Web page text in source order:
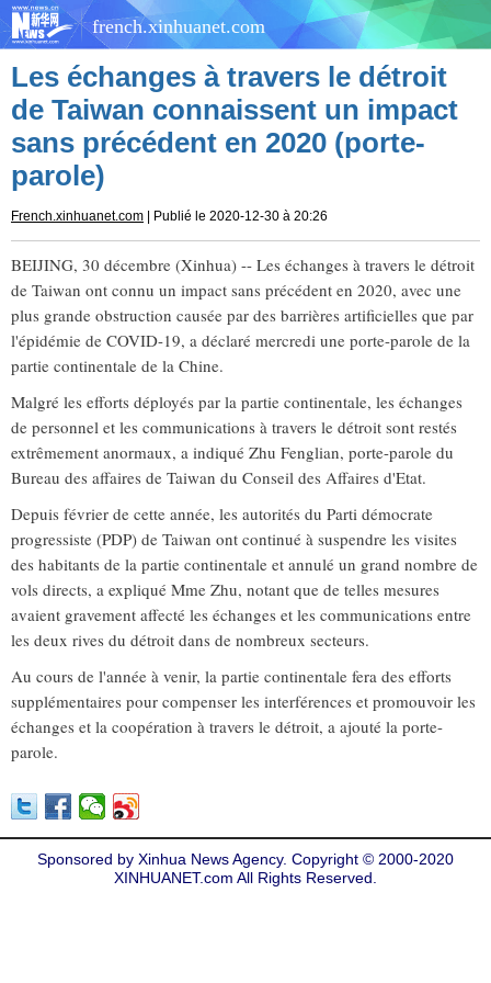
french.xinhuanet.com
Les échanges à travers le détroit
de Taiwan connaissent un impact
sans précédent en 2020 (porte-
parole)
French.xinhuanet.com | Publié le 2020-12-30 à 20:26
BEIJING, 30 décembre (Xinhua) -- Les échanges à travers le détroit
de Taiwan ont connu un impact sans précédent en 2020, avec une
plus grande obstruction causée par des barrières artificielles que par
l'épidémie de COVID-19, a déclaré mercredi une porte-parole de la
partie continentale de la Chine.
Malgré les efforts déployés par la partie continentale, les échanges
de personnel et les communications à travers le détroit sont restés
extrêmement anormaux, a indiqué Zhu Fenglian, porte-parole du
Bureau des affaires de Taiwan du Conseil des Affaires d'Etat.
Depuis février de cette année, les autorités du Parti démocrate
progressiste (PDP) de Taiwan ont continué à suspendre les visites
des habitants de la partie continentale et annulé un grand nombre de
vols directs, a expliqué Mme Zhu, notant que de telles mesures
avaient gravement affecté les échanges et les communications entre
les deux rives du détroit dans de nombreux secteurs.
Au cours de l'année à venir, la partie continentale fera des efforts
supplémentaires pour compenser les interférences et promouvoir les
échanges et la coopération à travers le détroit, a ajouté la porte-
parole.
Sponsored by Xinhua News Agency. Copyright © 2000-2020
XINHUANET.com All Rights Reserved.